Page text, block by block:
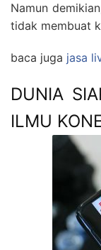
Namun
tidak membuat
baca juga jasa
DUNIA
ILMU